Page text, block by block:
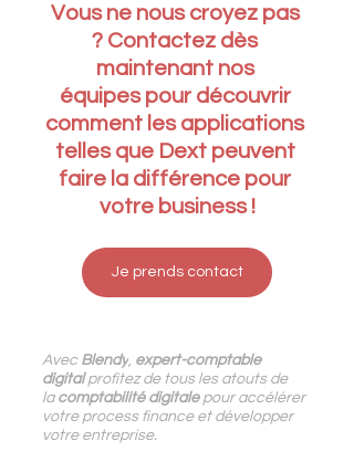
Vous ne nous croyez pas
? Contactez dès
maintenant nos
équipes pour découvrir
comment les applications
telles que Dext peuvent
faire la différence pour
votre business !
Je prends contact
Avec Blendy expert-comptable
digital profitez de tous les atouts de
la comptabilité digitale pour accélérer
votre process finance et développer
votre entreprise.